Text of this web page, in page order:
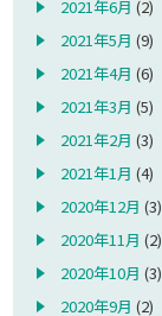
2021年6月 (2)
2021年5月 (9)
2021年4月 (6)
2021年3月 (5)
2021年2月 (3)
2021年1月 (4)
2020年12月 (3)
2020年11月 (2)
2020年10月 (3)
2020年9月 (2)